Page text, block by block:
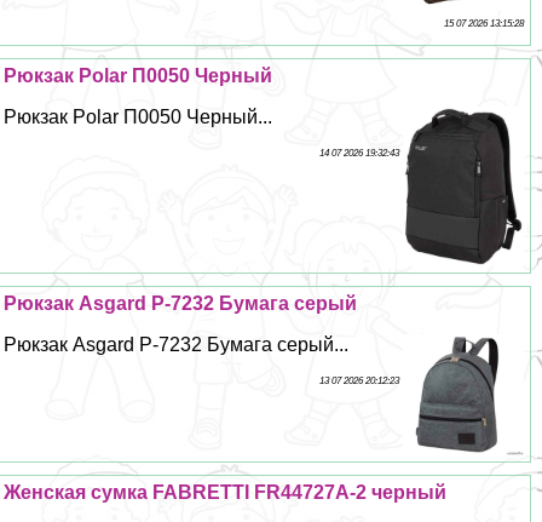
15 07 2026 13:15:28
Рюкзак Polar П0050 Черный
Рюкзак Polar П0050 Черный...
14 07 2026 19:32:43
Рюкзак Asgard Р-7232 Бумага серый
Рюкзак Asgard Р-7232 Бумага серый...
13 07 2026 20:12:23
Женская сумка FABRETTI FR44727A-2 черный